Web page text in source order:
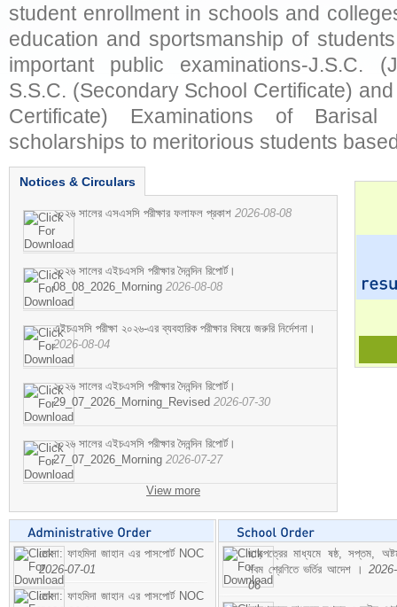
student enrollment in schools and
education and sportsmanship of
important public examinations-J.S.C.
S.S.C. (Secondary School Certificate)
Certificate) Examinations of
scholarships to meritorious students
Notices & Circulars
২০২৬ সালের এসএসসি পরীক্ষার ফলাফল প্রকাশ 2026-08-08
২০২৬ সালের এইচএসসি পরীক্ষার দৈনন্দিন রিপোর্ট।
08_08_2026_Morning 2026-08-08
এইচএসসি পরীক্ষা ২০২৬-এর ব্যবহারিক পরীক্ষার বিষয়ে জরুরি নির্দেশনা।
2026-08-04
২০২৬ সালের এইচএসসি পরীক্ষার দৈনন্দিন রিপোর্ট।
29_07_2026_Morning_Revised 2026-07-30
২০২৬ সালের এইচএসসি পরীক্ষার দৈনন্দিন রিপোর্ট।
27_07_2026_Morning 2026-07-27
View more
মোসা: ফাহমিদা জাহান এর পাসপোর্ট NOC
2026-07-01
মোসা: ফাহমিদা জাহান এর পাসপোর্ট NOC
ছাড়পত্রের মাধ্যমে ষষ্ঠ, সপ্তম,
নবম শ্রেণিতে ভর্তির আদেশ ।
06